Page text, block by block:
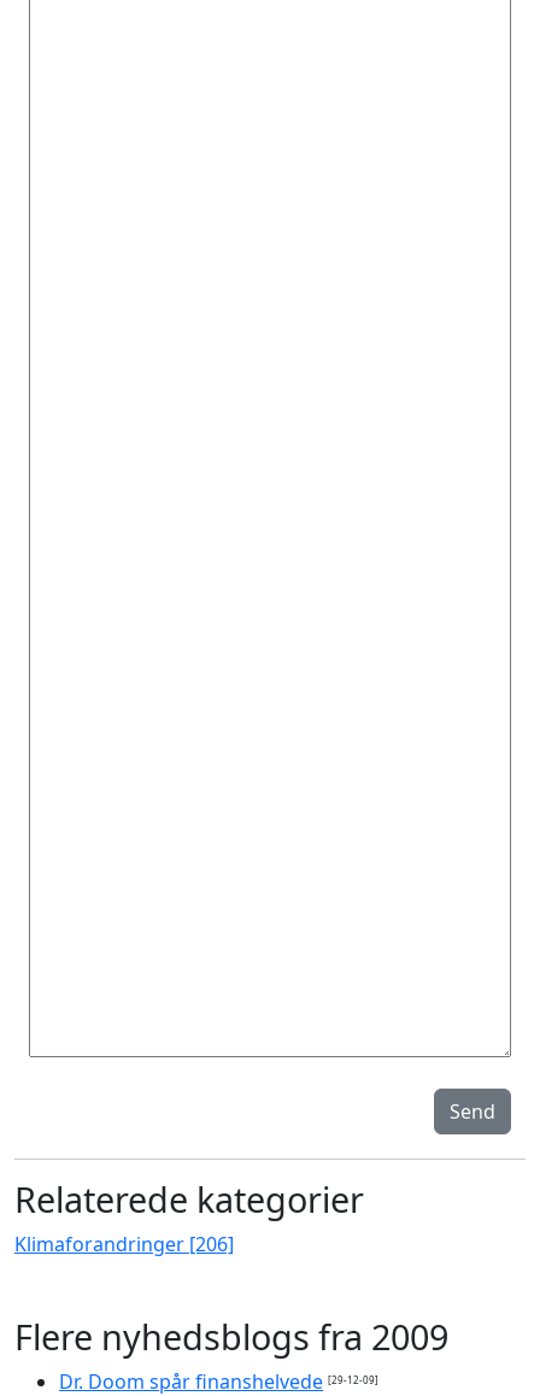
Send
Relaterede kategorier
Klimaforandringer [206]
Flere nyhedsblogs fra 2009
Dr. Doom spår finanshelvede [29-12-09]